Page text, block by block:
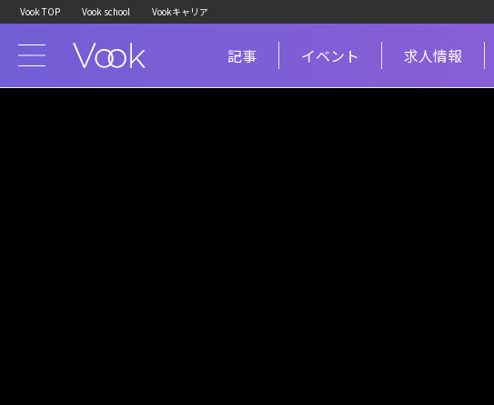
Vook TOP Vook school Vookキャリア
記事 イベント 求人情報